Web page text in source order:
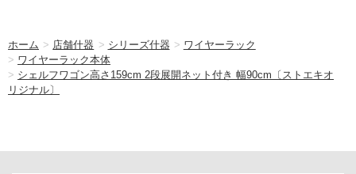
ホーム > 店舗什器 > シリーズ什器 > ワイヤーラック
> ワイヤーラック本体
> シェルフワゴン高さ159cm 2段展開ネット付き 幅90cm〔ストエキオ
リジナル〕